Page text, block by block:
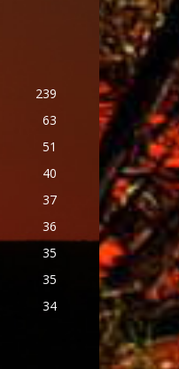
239
63
51
40
37
36
35
35
34